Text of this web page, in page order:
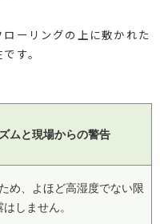
ーリングの上に敷かれた
す。
ムと現場からの警告
め、よほど高湿度でない限
はしません。